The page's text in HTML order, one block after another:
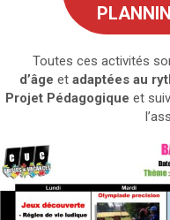
Toutes ces activités
d’âge et adaptées au
Projet Pédagogique et